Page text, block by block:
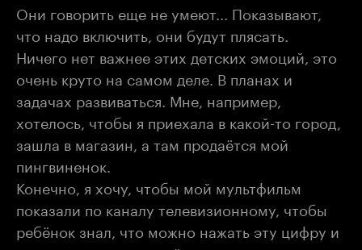
Они говорить еще не умеют... Показывают,
что надо включить, они будут плясать.
Ничего нет важнее этих детских эмоций, это
очень круто на самом деле. В планах и
задачах развиваться. Мне, например,
хотелось, чтобы я приехала в какой-то город,
зашла в магазин, а там продаётся мой
пингвиненок.
Конечно, я хочу, чтобы мой мультфильм
показали по каналу телевизионному, чтобы
ребёнок знал, что можно нажать эту цифру и